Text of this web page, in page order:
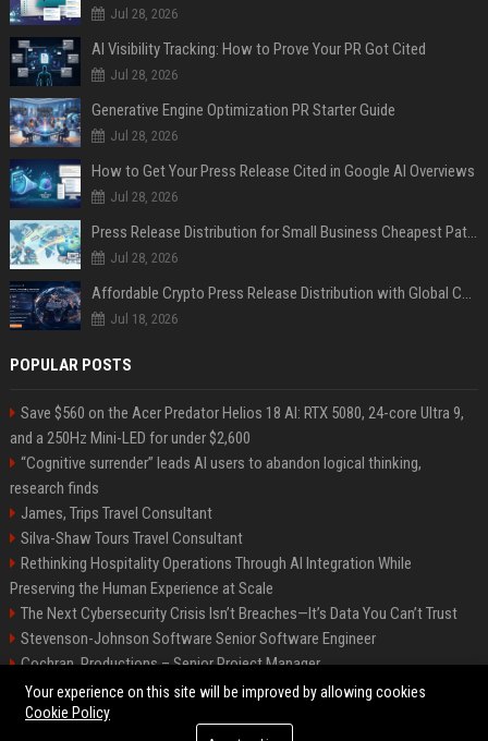
Jul 28, 2026
AI Visibility Tracking: How to Prove Your PR Got Cited
Jul 28, 2026
Generative Engine Optimization PR Starter Guide
Jul 28, 2026
How to Get Your Press Release Cited in Google AI Overviews
Jul 28, 2026
Press Release Distribution for Small Business Cheapest Path to Real Coverage
Jul 28, 2026
Affordable Crypto Press Release Distribution with Global Coverage
Jul 18, 2026
POPULAR POSTS
Save $560 on the Acer Predator Helios 18 AI: RTX 5080, 24-core Ultra 9,
and a 250Hz Mini-LED for under $2,600
“Cognitive surrender” leads AI users to abandon logical thinking,
research finds
James, Trips Travel Consultant
Silva-Shaw Tours Travel Consultant
Rethinking Hospitality Operations Through AI Integration While
Preserving the Human Experience at Scale
The Next Cybersecurity Crisis Isn’t Breaches—It’s Data You Can’t Trust
Stevenson-Johnson Software Senior Software Engineer
Cochran, Productions – Senior Project Manager
Green-Peterson Travel Senior Travel Consultant
Your experience on this site will be improved by allowing cookies
Cookie Policy